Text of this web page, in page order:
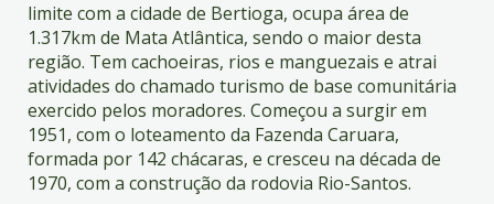
Acessibilidade
limite com a cidade de Bertioga, ocupa área de
1.317km de Mata Atlântica, sendo o maior desta
região. Tem cachoeiras, rios e manguezais e atrai
atividades do chamado turismo de base comunitária
exercido pelos moradores. Começou a surgir em
1951, com o loteamento da Fazenda Caruara,
formada por 142 chácaras, e cresceu na década de
1970, com a construção da rodovia Rio-Santos.